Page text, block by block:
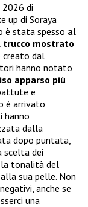
2026 di
up di Soraya
è stata spesso al
trucco mostrato
creato dal
hanno notato
apparso più
e
è arrivato
hanno
dalla
dopo puntata,
scelta dei
tonalità del
sua pelle. Non
anche se
una